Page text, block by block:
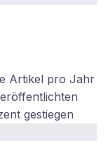
Artikel pro Jahr
gestiegen